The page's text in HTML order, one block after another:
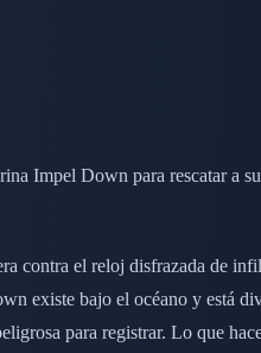
Impel Down para rescatar a
contra el reloj disfrazada de
existe bajo el océano y está
para registrar. Lo que